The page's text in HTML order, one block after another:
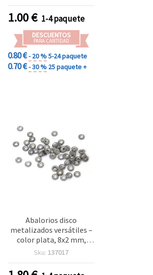
1.00€ 1-4 paquete
DESCUENTOS
PARA CANTIDAD
0.80 €- 20 %5-24 paquete
0.70 €- 30 % 25 paquete +
Abalorios disco
metalizados versátiles –
color plata, 8x2 mm,
agujero 3 mm, ~590 uds
bisutería, enfilado y
Sku: 137017